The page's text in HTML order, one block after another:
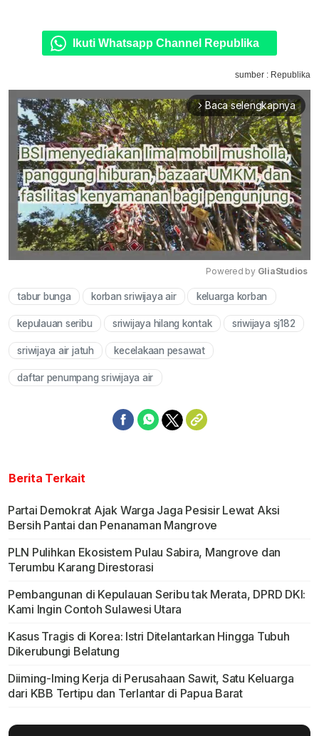
Ikuti Whatsapp Channel Republika
sumber : Republika
arrow_forward_ios Baca selengkapnya
Mute
Powered by GliaStudios
tabur bunga korban sriwijaya air keluarga korban
kepulauan seribu sriwijaya hilang kontak sriwijaya sj182
sriwijaya air jatuh kecelakaan pesawat
daftar penumpang sriwijaya air
Berita Terkait
Partai Demokrat Ajak Warga Jaga Pesisir Lewat Aksi
Bersih Pantai dan Penanaman Mangrove
PLN Pulihkan Ekosistem Pulau Sabira, Mangrove dan
Terumbu Karang Direstorasi
Pembangunan di Kepulauan Seribu tak Merata, DPRD DKI:
Kami Ingin Contoh Sulawesi Utara
Kasus Tragis di Korea: Istri Ditelantarkan Hingga Tubuh
Dikerubungi Belatung
Diiming-Iming Kerja di Perusahaan Sawit, Satu Keluarga
dari KBB Tertipu dan Terlantar di Papua Barat